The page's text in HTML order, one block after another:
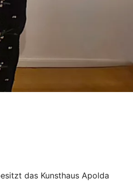
das Kunsthaus Apolda